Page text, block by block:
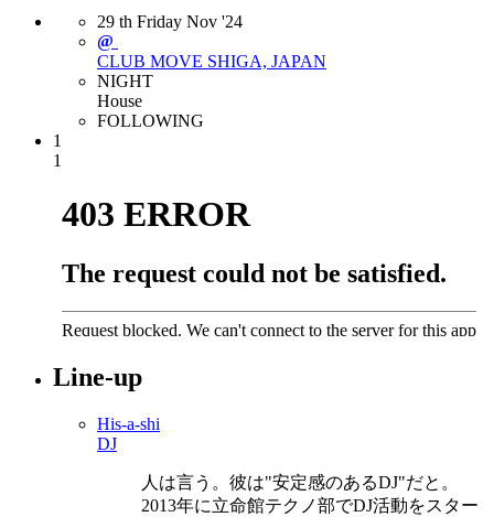
29 th Friday Nov '24
@
CLUB MOVE SHIGA, JAPAN
NIGHT
House
FOLLOWING
1
1
Line-up
His-a-shi
DJ
人は言う。彼は"安定感のあるDJ"だと。
2013年に立命館テクノ部でDJ活動をスター